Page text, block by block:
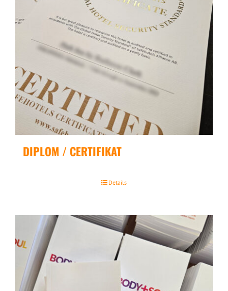
DIPLOM / CERTIFIKAT
Details